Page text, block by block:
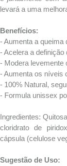
levará a uma
Benefícios:
- Aumenta a queima
- Acelera a
- Modera levemente
- Aumenta os níveis
- 100% Natural,
- Formula unissex
Ingredientes:
cloridrato de
cápsula (celulose
Sugestão de Uso: